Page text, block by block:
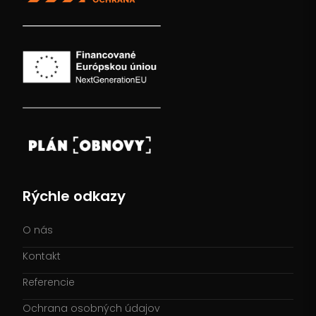
Rýchle odkazy
O nás
Kontakt
Referencie
Ochrana osobných údajov